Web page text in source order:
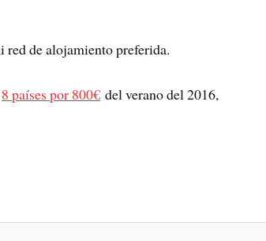
red de alojamiento preferida.
8 países por 800€ del verano del 2016,